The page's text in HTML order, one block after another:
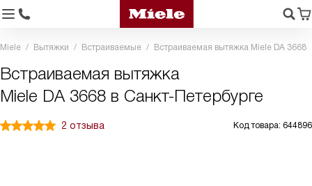
Miele Вытяжки Встраиваемые Встраиваемая вытяжка Miele DA 3668
Встраиваемая вытяжка
Miele DA 3668 в Санкт-Петербурге
2 отзыва Код товара: 644896